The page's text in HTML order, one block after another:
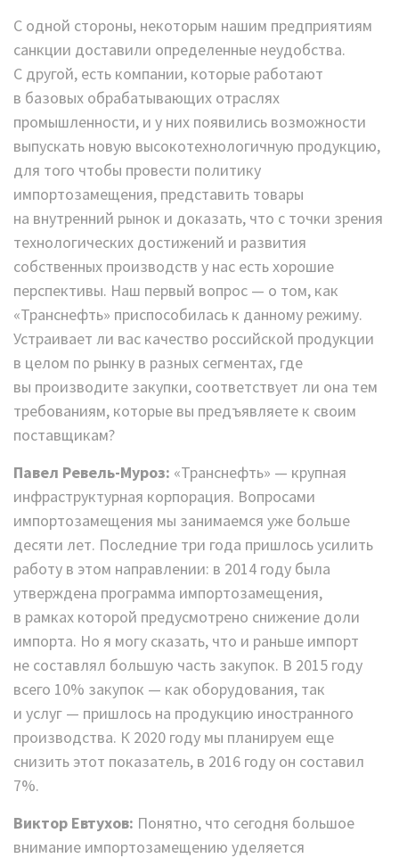
С одной стороны, некоторым нашим предприятиям
санкции доставили определенные неудобства.
С другой, есть компании, которые работают
в базовых обрабатывающих отраслях
промышленности, и у них появились возможности
выпускать новую высокотехнологичную продукцию,
для того чтобы провести политику
импортозамещения, представить товары
на внутренний рынок и доказать, что с точки зрения
технологических достижений и развития
собственных производств у нас есть хорошие
перспективы. Наш первый вопрос — о том, как
«Транснефть» приспособилась к данному режиму.
Устраивает ли вас качество российской продукции
в целом по рынку в разных сегментах, где
вы производите закупки, соответствует ли она тем
требованиям, которые вы предъявляете к своим
поставщикам?
Павел Ревель-Муроз: «Транснефть» — крупная
инфраструктурная корпорация. Вопросами
импортозамещения мы занимаемся уже больше
десяти лет. Последние три года пришлось усилить
работу в этом направлении: в 2014 году была
утверждена программа импортозамещения,
в рамках которой предусмотрено снижение доли
импорта. Но я могу сказать, что и раньше импорт
не составлял большую часть закупок. В 2015 году
всего 10% закупок — как оборудования, так
и услуг — пришлось на продукцию иностранного
производства. К 2020 году мы планируем еще
снизить этот показатель, в 2016 году он составил
7%.
Виктор Евтухов: Понятно, что сегодня большое
внимание импортозамещению уделяется